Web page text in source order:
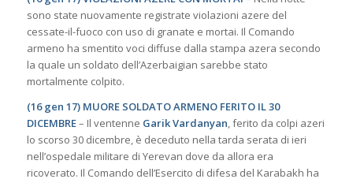
sono state nuovamente registrate violazioni azere del
cessate-il-fuoco con uso di granate e mortai. Il Comando
armeno ha smentito voci diffuse dalla stampa azera secondo
la quale un soldato dell’Azerbaigian sarebbe stato
mortalmente colpito.
(16 gen 17) MUORE SOLDATO ARMENO FERITO IL 30
DICEMBRE– Il ventenne Garik Vardanyan, ferito da colpi azeri
lo scorso 30 dicembre, è deceduto nella tarda serata di ieri
nell’ospedale militare di Yerevan dove da allora era
ricoverato. Il Comando dell’Esercito di difesa del Karabakh ha